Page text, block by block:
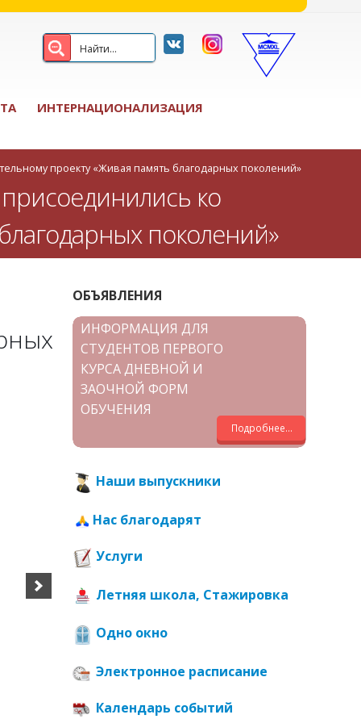
ИНТЕРНАЦИОНАЛИЗАЦИЯ
проекту «Живая память благодарных поколений»
ко
поколений»
ОБЪЯВЛЕНИЯ
Подробнее...
ИНФОРМАЦИЯ ДЛЯ
СТУДЕНТОВ ПЕРВОГО
КУРСА ДНЕВНОЙ И
ЗАОЧНОЙ ФОРМ
ОБУЧЕНИЯ
Наши выпускники
Нас благодарят
Услуги
Летняя школа, Стажировка
Одно окно
Электронное расписание
Календарь событий